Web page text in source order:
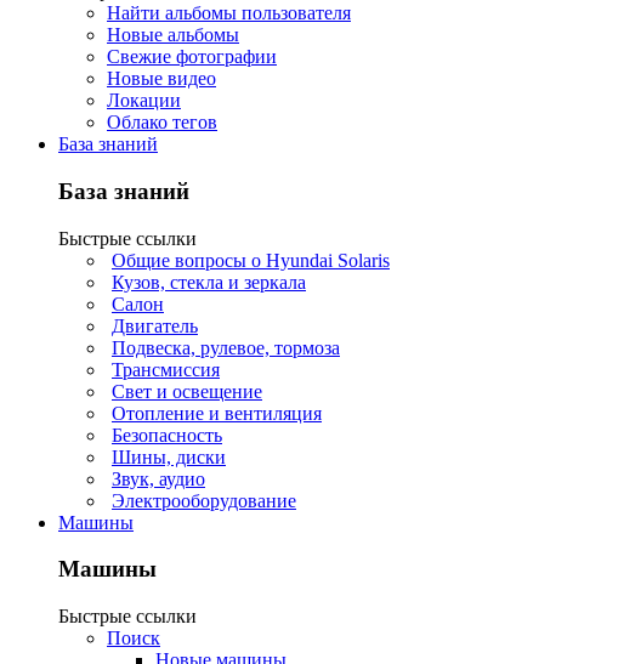
Найти альбомы пользователя
Новые альбомы
Свежие фотографии
Новые видео
Локации
Облако тегов
База знаний
База знаний
Быстрые ссылки
Общие вопросы о Hyundai Solaris
Кузов, стекла и зеркала
Салон
Двигатель
Подвеска, рулевое, тормоза
Трансмиссия
Свет и освещение
Отопление и вентиляция
Безопасность
Шины, диски
Звук, аудио
Электрооборудование
Машины
Машины
Быстрые ссылки
Поиск
Новые машины